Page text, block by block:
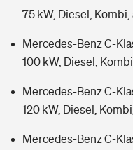
75 kW, Diesel,
Mercedes-Benz C-
100 kW, Diesel,
Mercedes-Benz C-
120 kW, Diesel,
Mercedes-Benz C-